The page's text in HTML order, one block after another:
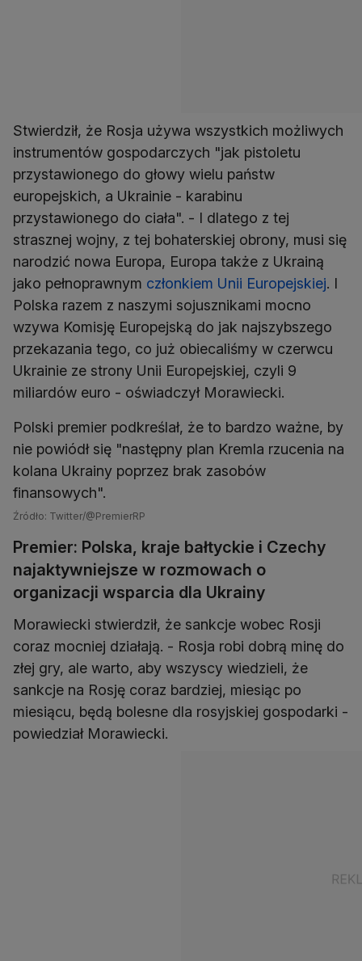
Stwierdził, że Rosja używa wszystkich możliwych
instrumentów gospodarczych "jak pistoletu
przystawionego do głowy wielu państw
europejskich, a Ukrainie - karabinu
przystawionego do ciała". - I dlatego z tej
strasznej wojny, z tej bohaterskiej obrony, musi się
narodzić nowa Europa, Europa także z Ukrainą
jako pełnoprawnym członkiem Unii Europejskiej. I
Polska razem z naszymi sojusznikami mocno
wzywa Komisję Europejską do jak najszybszego
przekazania tego, co już obiecaliśmy w czerwcu
Ukrainie ze strony Unii Europejskiej, czyli 9
miliardów euro - oświadczył Morawiecki.
Polski premier podkreślał, że to bardzo ważne, by
nie powiódł się "następny plan Kremla rzucenia na
kolana Ukrainy poprzez brak zasobów
finansowych".
Źródło: Twitter/@PremierRP
Premier: Polska, kraje bałtyckie i Czechy
najaktywniejsze w rozmowach o
organizacji wsparcia dla Ukrainy
Morawiecki stwierdził, że sankcje wobec Rosji
coraz mocniej działają. - Rosja robi dobrą minę do
złej gry, ale warto, aby wszyscy wiedzieli, że
sankcje na Rosję coraz bardziej, miesiąc po
miesiącu, będą bolesne dla rosyjskiej gospodarki -
powiedział Morawiecki.